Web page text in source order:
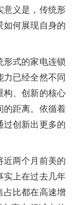
义是，传统形
何展现自身的
式的家电连锁
已经全然不同
构、创新的核心
的距离。依循着
创新出更多的
两个月前美的
实上在过去几年
占比都在高速增